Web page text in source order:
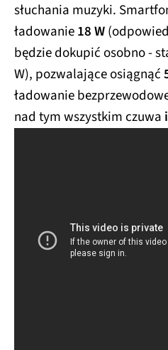
słuchania muzyki.
ładowanie18 W
będzie dokupić osobno -
W), pozwalające osiągnąć
ładowanie
nad tym wszystkim czuwa